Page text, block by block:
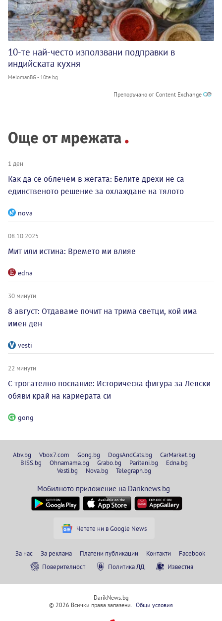
10-те най-често използвани подправки в
индийската кухня
MelomanBG - 10te.bg
Препоръчано от Content Exchange
Още от мрежата
1 ден
Как да се облечем в жегата: Белите дрехи не са
единственото решение за охлаждане на тялото
nova
08.10.2025
Мит или истина: Времето ми влияе
edna
30 минути
8 август: Отдаваме почит на трима светци, кой има
имен ден
vesti
22 минути
С трогателно послание: Историческа фигура за Левски
обяви край на кариерата си
gong
Abv.bg Vbox7.com Gong.bg DogsAndCats.bg
CarMarket.bg
BISS.bg
Ohnamama.bg Grabo.bg Pariteni.bg
Edna.bg
Vesti.bg
Nova.bg Telegraph.bg
Мобилното приложение на Dariknews.bg
Четете ни в Google News
За нас За реклама Платени публикации Контакти
Facebook
Поверителност
Политика ЛД Известия
DarikNews.bg
© 2026 Всички права запазени. Общи условия